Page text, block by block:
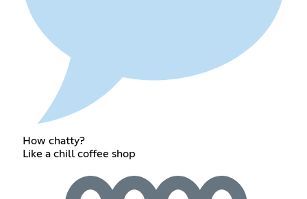
How chatty?
Like a chill coffee shop